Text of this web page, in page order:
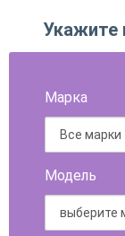
Укажите
Марка
Модель